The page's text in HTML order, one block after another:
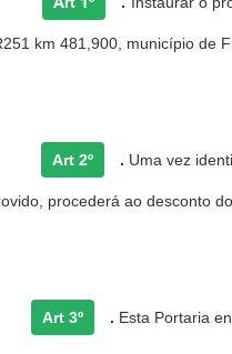
km 481,900, município de
Art 2º . Uma vez
procederá ao desconto
Art 3º . Esta Portaria